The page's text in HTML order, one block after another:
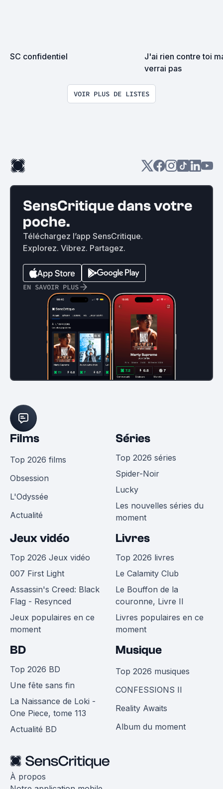
SC confidentiel
J'ai rien contre toi
verrai pas
VOIR PLUS DE LISTES
SensCritique dans votre
poche.
Téléchargez l’app SensCritique.
Explorez. Vibrez. Partagez.
EN SAVOIR PLUS
Films
Top 2026 films
Obsession
L'Odyssée
Actualité
Séries
Top 2026 séries
Spider-Noir
Lucky
Les nouvelles séries du
moment
Jeux vidéo
Top 2026 Jeux vidéo
007 First Light
Assassin's Creed: Black
Flag - Resynced
Jeux populaires en ce
moment
Livres
Top 2026 livres
Le Calamity Club
Le Bouffon de la
couronne, Livre II
Livres populaires en ce
moment
BD
Top 2026 BD
Une fête sans fin
La Naissance de Loki -
One Piece, tome 113
Actualité BD
Musique
Top 2026 musiques
CONFESSIONS II
Reality Awaits
Album du moment
À propos